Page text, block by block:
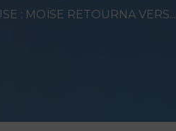
: MOÏSE RETOURNA VERS...